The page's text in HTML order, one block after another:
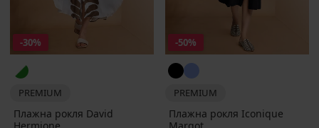
-30%
PREMIUM
Плажна рокля David
-50%
PREMIUM
Плажна рокля Iconique